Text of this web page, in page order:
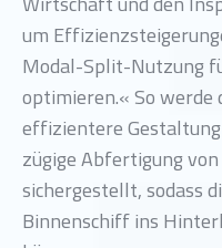
um
Modal-Split-Nutzung
optimieren.« So
effizientere
zügige Abfertigung
sichergestellt, sodass
Binnenschiff ins